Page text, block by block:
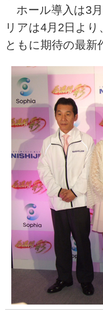
ホール導入は3
リアは4月2日よ
ともに期待の最新